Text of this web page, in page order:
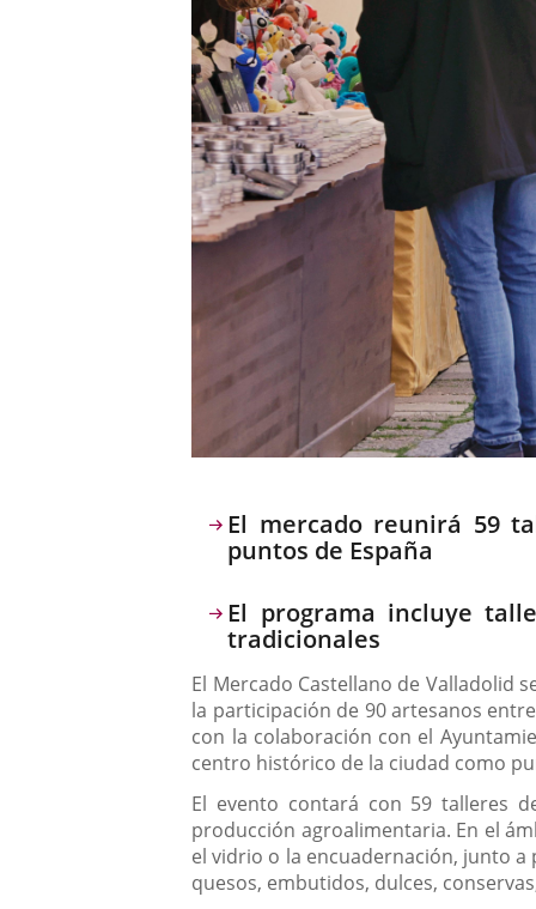
Descripción
El mercado reunirá 59
puntos de España
El programa incluye
tradicionales
El Mercado Castellano de Valladolid
la participación de 90 artesanos
con la colaboración con el
centro histórico de la ciudad como
El evento contará con 59 talleres
producción agroalimentaria. En el
el vidrio o la encuadernación, junto
quesos, embutidos, dulces,